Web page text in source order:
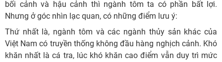
bối cảnh và hậu cảnh thì ngành tôm ta có phần bất lợi.
Nhưng ở góc nhìn lạc quan, có những điểm lưu ý:
Thứ nhất là, ngành tôm và các ngành thủy sản khác của
Việt Nam có truyền thống không đầu hàng nghịch cảnh. Khó
khăn nhất là cá tra, lúc khó khăn cao điểm vẫn duy trì mức